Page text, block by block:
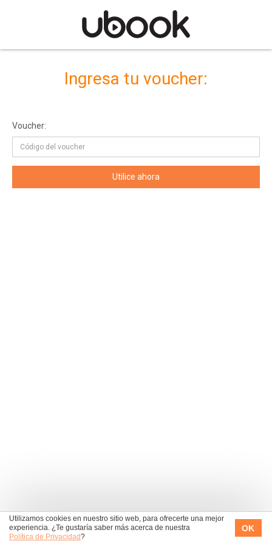
Utilizamos cookies en nuestro sitio web, para ofrecerte una mejor
experiencia. ¿Te gustaría saber más acerca de nuestra
Política de Privacidad?
OK
Ingresa tu voucher:
Voucher: